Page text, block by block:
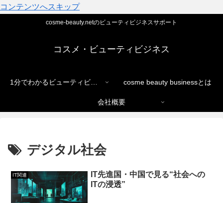
コンテンツへスキップ
cosme-beauty.netのビューティビジネスサポート
コスメ・ビューティビジネス
1分でわかるビューティビジネス cosme beauty businessとは
会社概要
デジタル社会
IT関連
IT先進国・中国で見る“社会への
ITの浸透”